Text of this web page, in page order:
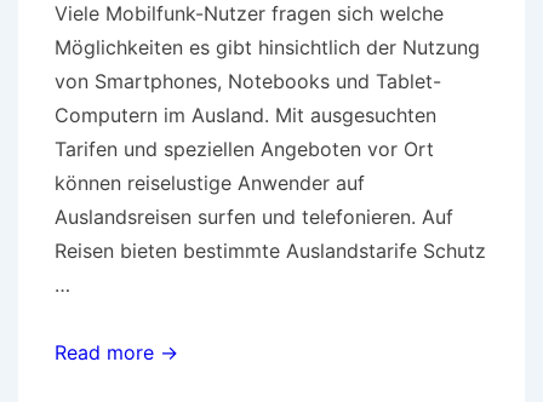
Viele Mobilfunk-Nutzer fragen sich welche
Möglichkeiten es gibt hinsichtlich der Nutzung
von Smartphones, Notebooks und Tablet-
Computern im Ausland. Mit ausgesuchten
Tarifen und speziellen Angeboten vor Ort
können reiselustige Anwender auf
Auslandsreisen surfen und telefonieren. Auf
Reisen bieten bestimmte Auslandstarife Schutz
…
Auf
Read more →